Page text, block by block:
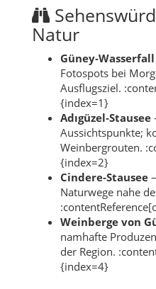
Natur
Güney‑Wasserfall
Fotospots bei
Ausflugsziel.
{index=1}
Adıgüzel‑Stausee
Aussichtspunkte;
Weinbergrouten.
{index=2}
Cindere‑Stausee
Naturwege nahe
Weinberge von
namhafte
der Region.
{index=4}